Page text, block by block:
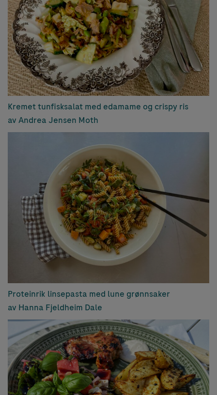
Kremet tunfisksalat med edamame og crispy ris
av Andrea Jensen Moth
Proteinrik linsepasta med lune grønnsaker
av Hanna Fjeldheim Dale